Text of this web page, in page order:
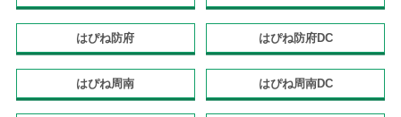
はぴね防府 はぴね防府DC
はぴね周南 はぴね周南DC